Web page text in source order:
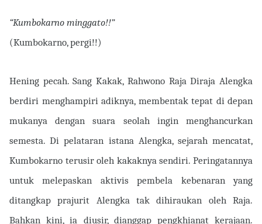
“Kumbokarno minggato!!”
(Kumbokarno, pergi!!)
Hening pecah. Sang Kakak, Rahwono Raja Diraja Alengka
berdiri menghampiri adiknya, membentak tepat di depan
mukanya dengan suara seolah ingin menghancurkan
semesta. Di pelataran istana Alengka, sejarah mencatat,
Kumbokarno terusir oleh kakaknya sendiri. Peringatannya
untuk melepaskan aktivis pembela kebenaran yang
ditangkap prajurit Alengka tak dihiraukan oleh Raja.
Bahkan kini, ia diusir, dianggap pengkhianat kerajaan.